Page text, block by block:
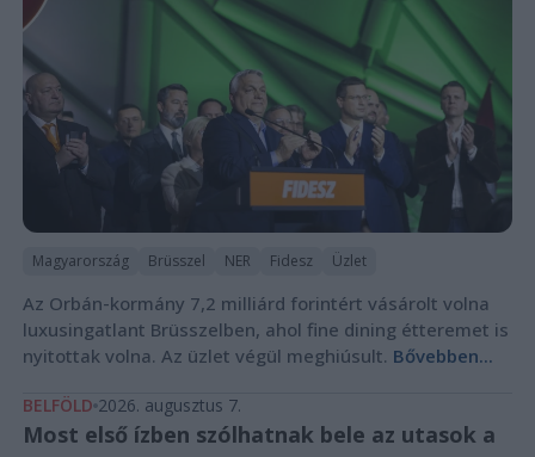
Magyarország Brüsszel NER Fidesz Üzlet
Az Orbán-kormány 7,2 milliárd forintért vásárolt volna
luxusingatlant Brüsszelben, ahol fine dining étteremet is
nyitottak volna. Az üzlet végül meghiúsult. Bővebben...
BELFÖLD 2026. augusztus 7.
Most első ízben szólhatnak bele az utasok a